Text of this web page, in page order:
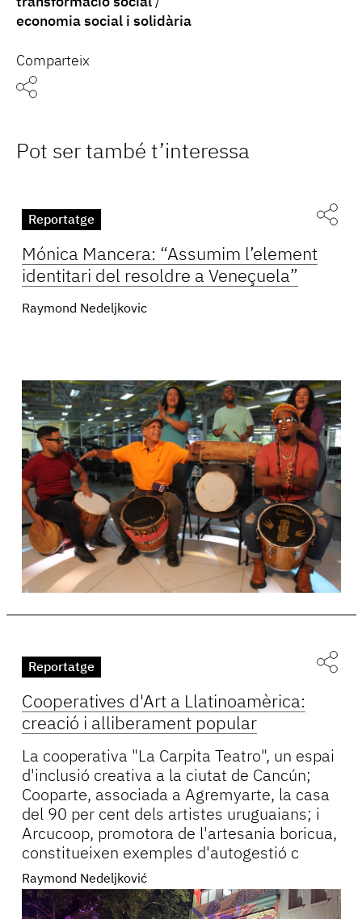
economia social i solidària
Comparteix
Pot ser també t’interessa
Reportatge
Mónica Mancera: “Assumim l’element
identitari del resoldre a Veneçuela”
Raymond Nedeljkovic
Reportatge
Cooperatives d'Art a Llatinoamèrica:
creació i alliberament popular
La cooperativa "La Carpita Teatro", un espai
d'inclusió creativa a la ciutat de Cancún;
Cooparte, associada a Agremyarte, la casa
del 90 per cent dels artistes uruguaians; i
Arcucoop, promotora de l'artesania boricua,
constitueixen exemples d'autogestió c
Raymond Nedeljković